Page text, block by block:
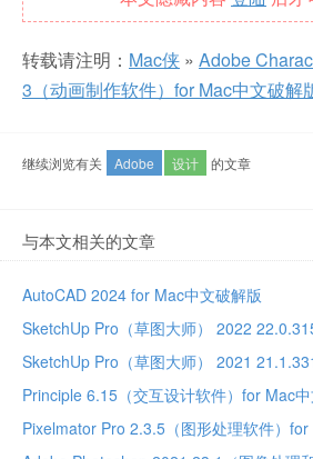
转载请注明： Mac侠 » Adobe
3（动画制作软件）for Mac中文破解
继续浏览有关 Adobe 设计 的文章
与本文相关的文章
AutoCAD 2024 for Mac中文破解版
Principle 6.15（交互设计软件）for Mac
Pixelmator Pro 2.3.5（图形处理软件）